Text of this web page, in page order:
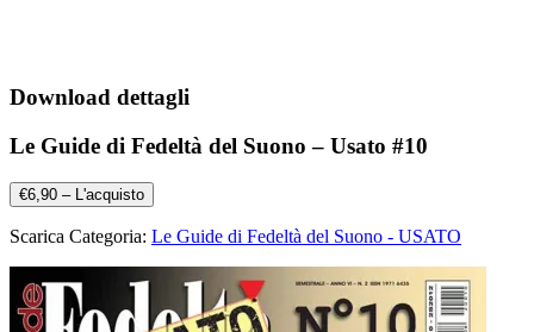
Download dettagli
Le Guide di Fedeltà del Suono – Usato #10
€6,90 – L'acquisto
Scarica Categoria: Le Guide di Fedeltà del Suono - USATO